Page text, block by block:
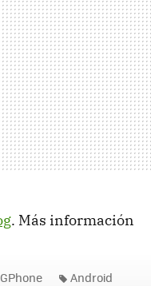
. Más información
GPhone Android